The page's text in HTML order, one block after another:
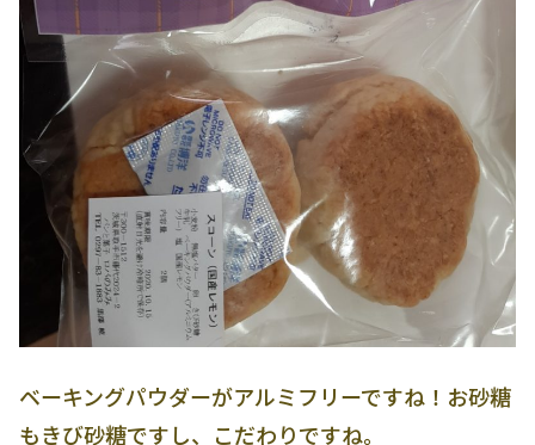
ベーキングパウダーがアルミフリーですね！お砂糖
もきび砂糖ですし、こだわりですね。